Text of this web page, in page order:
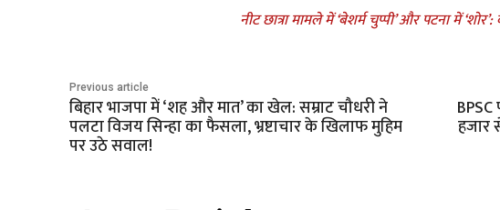
नीट छात्रा मामले में ‘बेशर्म चुप्पी’ और पटना में
Previous article
बिहार भाजपा में ‘शह और मात’ का खेल: सम्राट चौधरी ने
पलटा विजय सिन्हा का फैसला, भ्रष्टाचार के खिलाफ मुहिम
पर उठे सवाल!
हजार